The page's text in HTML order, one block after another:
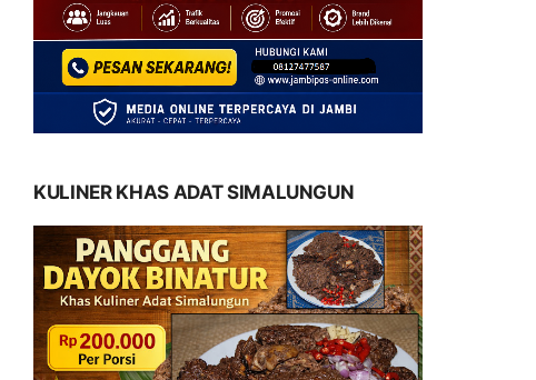
KULINER KHAS ADAT SIMALUNGUN